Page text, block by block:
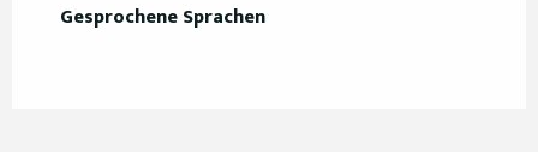
Gesprochene Sprachen
Gesprochene Sprachen